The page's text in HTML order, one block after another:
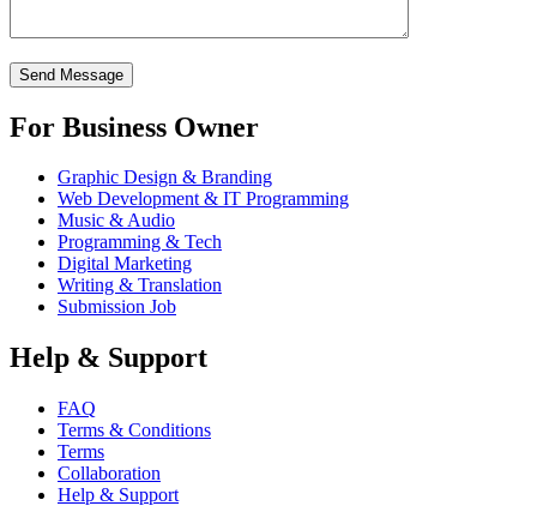
For Business Owner
Graphic Design & Branding
Web Development & IT Programming
Music & Audio
Programming & Tech
Digital Marketing
Writing & Translation
Submission Job
Help & Support
FAQ
Terms & Conditions
Terms
Collaboration
Help & Support